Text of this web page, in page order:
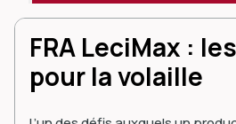
FRA LeciMax :
pour la volaille